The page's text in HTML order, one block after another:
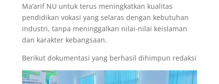
Ma’arif NU untuk terus meningkatkan kualitas
pendidikan vokasi yang selaras dengan kebutuhan
industri, tanpa meninggalkan nilai-nilai keislaman
dan karakter kebangsaan.
Berikut dokumentasi yang berhasil dihimpun redaksi